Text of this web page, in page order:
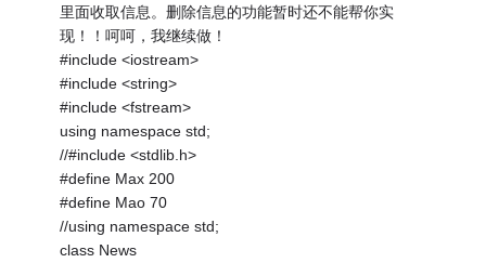
里面收取信息。删除信息的功能暂时还不能帮你实
现！！呵呵，我继续做！
#include <iostream>
#include <string>
#include <fstream>
using namespace std;
//#include <stdlib.h>
#define Max 200
#define Mao 70
//using namespace std;
class News